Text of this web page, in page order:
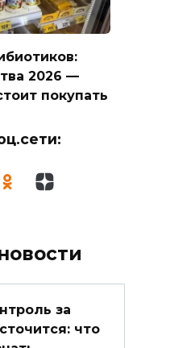
2026 —
покупать
за
что